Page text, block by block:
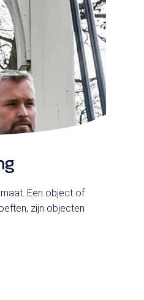
Een object of
zijn objecten